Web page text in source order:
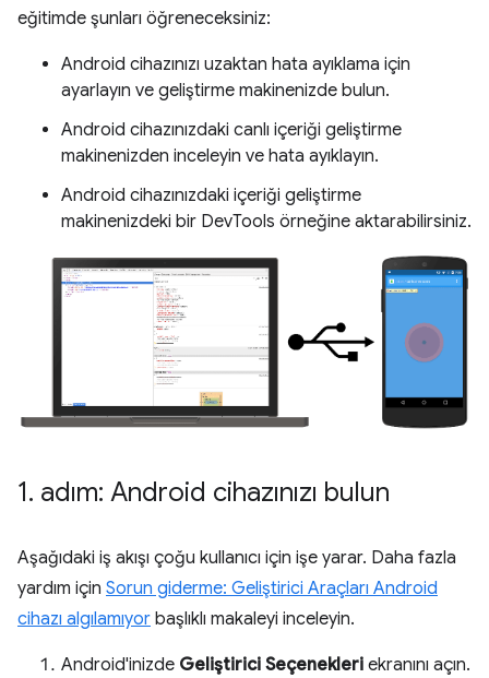
eğitimde şunları öğreneceksiniz:
Android cihazınızı uzaktan hata ayıklama için
ayarlayın ve geliştirme makinenizde bulun.
Android cihazınızdaki canlı içeriği geliştirme
makinenizden inceleyin ve hata ayıklayın.
Android cihazınızdaki içeriği geliştirme
makinenizdeki bir DevTools örneğine aktarabilirsiniz.
1. adım: Android cihazınızı bulun
Aşağıdaki iş akışı çoğu kullanıcı için işe yarar. Daha fazla
yardım için Sorun giderme: Geliştirici Araçları Android
cihazı algılamıyor başlıklı makaleyi inceleyin.
Android'inizde Geliştirici Seçenekleri ekranını açın.